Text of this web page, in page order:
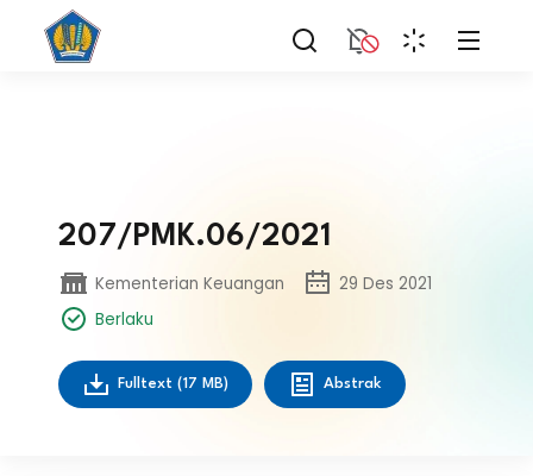
207/PMK.06/2021
Kementerian Keuangan
29 Des 2021
Berlaku
Fulltext (17 MB) Abstrak